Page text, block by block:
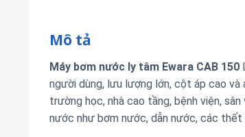
Mô tả
Máy bơm nước ly tâm Ewara CAB 150
người dùng, lưu lượng lớn, cột áp cao
trường học, nhà cao tầng, bệnh viện,
nước như bơm nước, dẫn nước, các thết